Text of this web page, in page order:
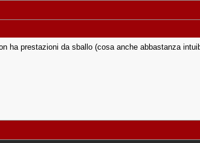
ha prestazioni da sballo (cosa anche abbastanza